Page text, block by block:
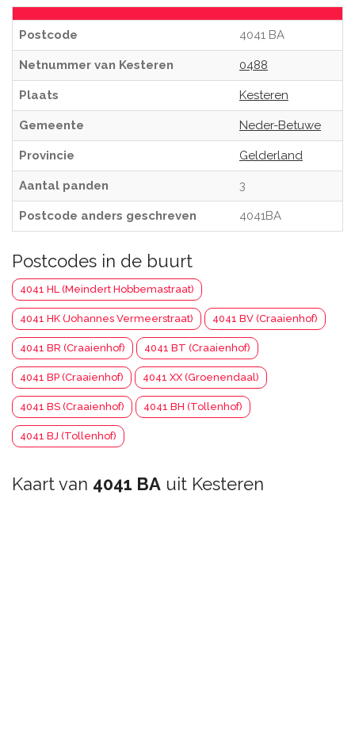
Postcode 4041 BA
Netnummer van Kesteren 0488
Plaats Kesteren
Gemeente Neder-Betuwe
Provincie Gelderland
Aantal panden 3
Postcode anders geschreven 4041BA
Postcodes in de buurt
4041 HL (Meindert Hobbemastraat)
4041 HK (Johannes Vermeerstraat) 4041 BV (Craaienhof)
4041 BR (Craaienhof) 4041 BT (Craaienhof)
4041 BP (Craaienhof) 4041 XX (Groenendaal)
4041 BS (Craaienhof) 4041 BH (Tollenhof)
4041 BJ (Tollenhof)
Kaart van 4041 BA uit Kesteren